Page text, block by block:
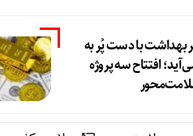
بهداشت با دست پُر به
افتتاح سه پروژه